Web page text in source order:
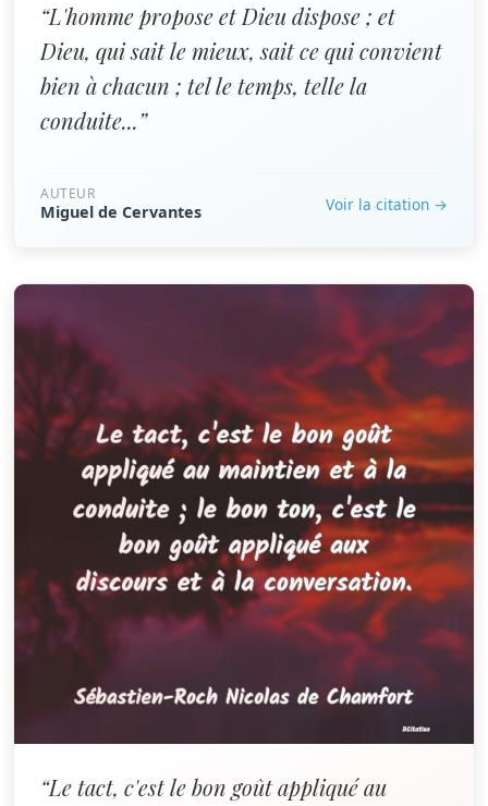
“L'homme propose et Dieu dispose ; et
Dieu, qui sait le mieux, sait ce qui convient
bien à chacun ; tel le temps, telle la
conduite...”
AUTEUR
Miguel de Cervantes Voir la citation →
“Le tact, c'est le bon goût appliqué au